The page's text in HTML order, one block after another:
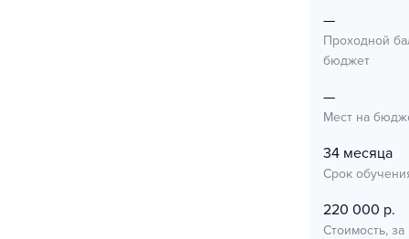
—
Проходной
бюджет
—
Мест на
34 месяца
Срок
220 000 р.
Стоимость, за